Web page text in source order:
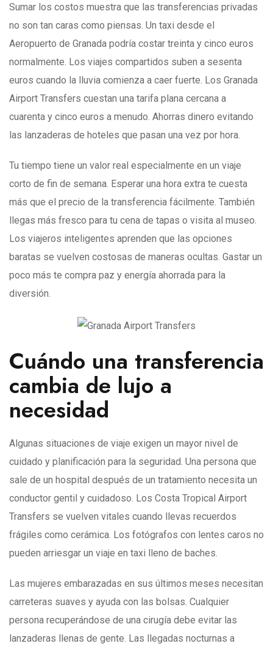
Sumar los costos muestra que las transferencias privadas
no son tan caras como piensas. Un taxi desde el
Aeropuerto de Granada podría costar treinta y cinco euros
normalmente. Los viajes compartidos suben a sesenta
euros cuando la lluvia comienza a caer fuerte. Los Granada
Airport Transfers cuestan una tarifa plana cercana a
cuarenta y cinco euros a menudo. Ahorras dinero evitando
las lanzaderas de hoteles que pasan una vez por hora.
Tu tiempo tiene un valor real especialmente en un viaje
corto de fin de semana. Esperar una hora extra te cuesta
más que el precio de la transferencia fácilmente. También
llegas más fresco para tu cena de tapas o visita al museo.
Los viajeros inteligentes aprenden que las opciones
baratas se vuelven costosas de maneras ocultas. Gastar un
poco más te compra paz y energía ahorrada para la
diversión.
Cuándo una transferencia
cambia de lujo a
necesidad
Algunas situaciones de viaje exigen un mayor nivel de
cuidado y planificación para la seguridad. Una persona que
sale de un hospital después de un tratamiento necesita un
conductor gentil y cuidadoso. Los Costa Tropical Airport
Transfers se vuelven vitales cuando llevas recuerdos
frágiles como cerámica. Los fotógrafos con lentes caros no
pueden arriesgar un viaje en taxi lleno de baches.
Las mujeres embarazadas en sus últimos meses necesitan
carreteras suaves y ayuda con las bolsas. Cualquier
persona recuperándose de una cirugía debe evitar las
lanzaderas llenas de gente. Las llegadas nocturnas a